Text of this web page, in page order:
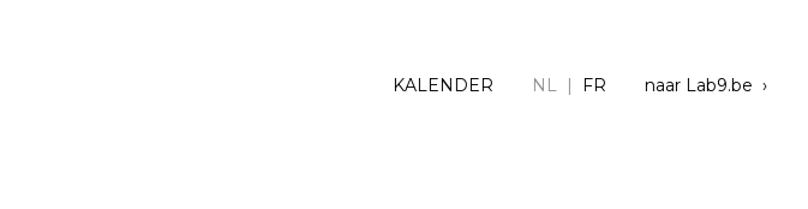
KALENDER NL | FR naar Lab9.be ›